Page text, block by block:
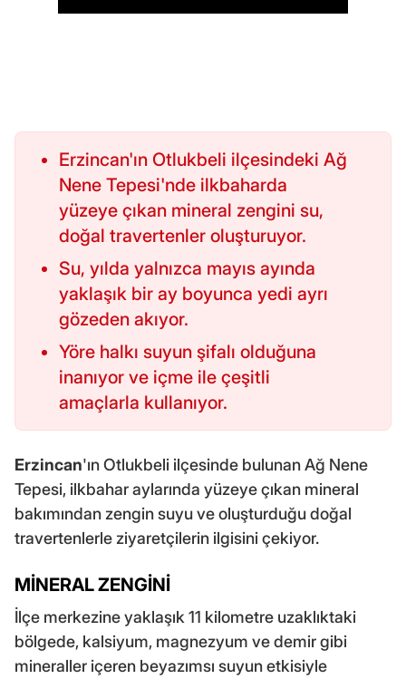
Erzincan'ın Otlukbeli ilçesindeki Ağ
Nene Tepesi'nde ilkbaharda
yüzeye çıkan mineral zengini su,
doğal travertenler oluşturuyor.
Su, yılda yalnızca mayıs ayında
yaklaşık bir ay boyunca yedi ayrı
gözeden akıyor.
Yöre halkı suyun şifalı olduğuna
inanıyor ve içme ile çeşitli
amaçlarla kullanıyor.
Erzincan'ın Otlukbeli ilçesinde bulunan Ağ Nene
Tepesi, ilkbahar aylarında yüzeye çıkan mineral
bakımından zengin suyu ve oluşturduğu doğal
travertenlerle ziyaretçilerin ilgisini çekiyor.
MİNERAL ZENGİNİ
İlçe merkezine yaklaşık 11 kilometre uzaklıktaki
bölgede, kalsiyum, magnezyum ve demir gibi
mineraller içeren beyazımsı suyun etkisiyle